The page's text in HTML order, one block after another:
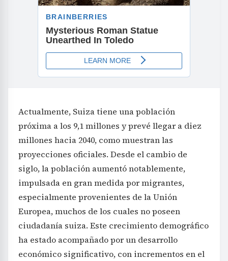
Actualmente, Suiza tiene una población
próxima a los 9,1 millones y prevé llegar a diez
millones hacia 2040, como muestran las
proyecciones oficiales. Desde el cambio de
siglo, la población aumentó notablemente,
impulsada en gran medida por migrantes,
especialmente provenientes de la Unión
Europea, muchos de los cuales no poseen
ciudadanía suiza. Este crecimiento demográfico
ha estado acompañado por un desarrollo
económico significativo, con incrementos en el